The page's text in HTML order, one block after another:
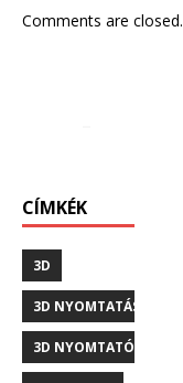
Comments are closed.
CÍMKÉK
3D
3D NYOMTATÁS
3D NYOMTATÓ